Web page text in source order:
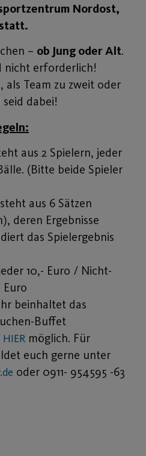
Nordost,
– ob Jung oder Alt.
nicht erforderlich!
als Team zu zweit oder
seid dabei!
aus 2 Spielern, jeder
(Bitte beide Spieler
aus 6 Sätzen
deren Ergebnisse
das Spielergebnis
10,- Euro / Nicht-
Euro
beinhaltet das
Buffet
HIER möglich. Für
euch gerne unter
oder 0911- 954595 -63